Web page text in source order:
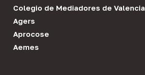
Colegio de Mediadores de Valencia
Agers
Aprocose
Aemes